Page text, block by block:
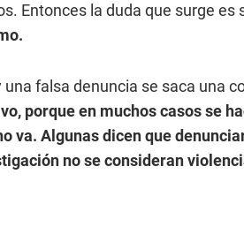
Entonces la duda que surge es
una falsa denuncia se saca una
porque en muchos casos se
va. Algunas dicen que
no se consideran